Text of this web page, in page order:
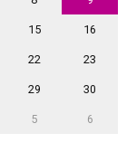
15 16
22 23
29 30
5 6